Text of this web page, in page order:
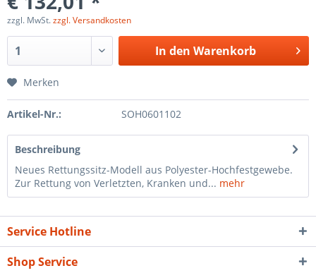
zzgl. MwSt.zzgl. Versandkosten
In den Warenkorb
Merken
Artikel-Nr.: SOH0601102
Beschreibung
Neues Rettungssitz-Modell aus Polyester-Hochfestgewebe.
Zur Rettung von Verletzten, Kranken und... mehr
Service Hotline
Shop Service